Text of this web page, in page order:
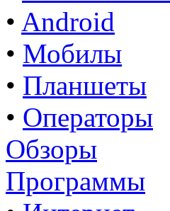
• Android
• Мобилы
• Планшеты
• Операторы
Обзоры
Программы